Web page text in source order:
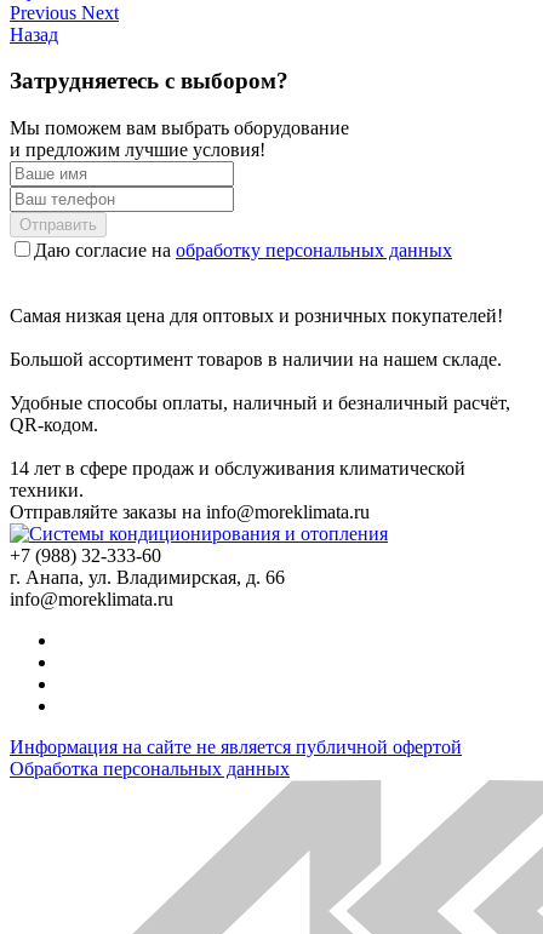
Previous Next
Назад
Затрудняетесь с выбором?
Мы поможем вам выбрать оборудование
и предложим лучшие условия!
Отправить
Даю согласие на обработку персональных данных
Самая низкая цена для оптовых и розничных покупателей!
Большой ассортимент товаров в наличии на нашем складе.
Удобные способы оплаты, наличный и безналичный расчёт,
QR-кодом.
14 лет в сфере продаж и обслуживания климатической
техники.
Отправляйте заказы на info@moreklimata.ru
+7 (988) 32-333-60
г. Анапа, ул. Владимирская, д. 66
info@moreklimata.ru
Информация на сайте не является публичной офертой
Обработка персональных данных